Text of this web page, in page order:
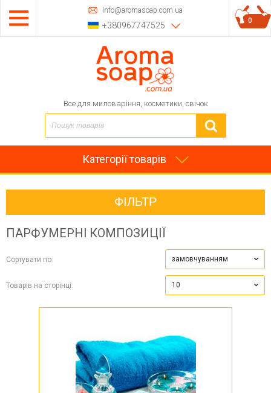
info@aromasoap.com.ua
+380967747525
Все для миловаріння, косметики, свічок
0
Категорії товарів
ФІЛЬТР
ПАРФУМЕРНІ КОМПОЗИЦІЇ
Сортувати по: замовчуванням
Товарів на сторінці: 10